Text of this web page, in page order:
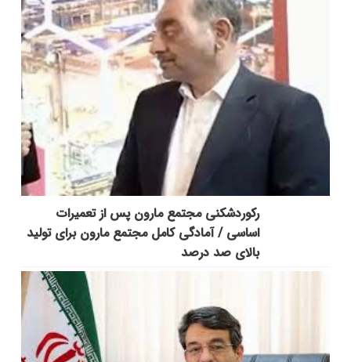
رکوردشکنی مجتمع مارون پس از تعمیرات
اساسی / آمادگی کامل مجتمع مارون برای تولید
بالای صد درصد